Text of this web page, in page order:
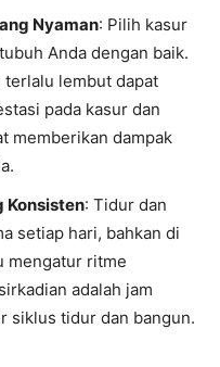
Nyaman: Pilih kasur
Anda dengan baik.
terlalu lembut dapat
pada kasur dan
memberikan dampak
Konsisten: Tidur dan
setiap hari, bahkan di
mengatur ritme
adalah jam
siklus tidur dan bangun.